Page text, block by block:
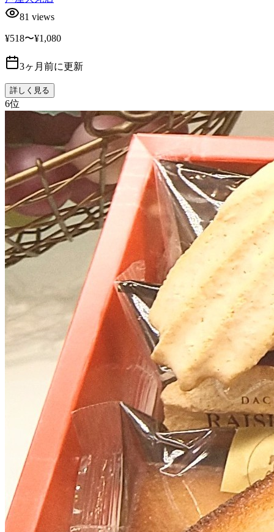
81 views
¥518〜¥1,080
3ヶ月前に更新
詳しく見る
6位